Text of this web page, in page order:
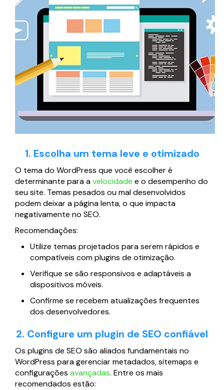
1. Escolha um tema leve e otimizado
O tema do WordPress que você escolher é
determinante para avelocidade e o desempenho do
seu site. Temas pesados ou mal desenvolvidos
podem deixar a página lenta, o que impacta
negativamente no SEO.
Recomendações:
Utilize temas projetados para serem rápidos e
compatíveis com plugins de otimização.
Verifique se são responsivos e adaptáveis a
dispositivos móveis.
Confirme se recebem atualizações frequentes
dos desenvolvedores.
2. Configure um plugin de SEO confiável
Os plugins de SEO são aliados fundamentais no
WordPress para gerenciar metadados, sitemaps e
configurações avançadas. Entre os mais
recomendados estão: